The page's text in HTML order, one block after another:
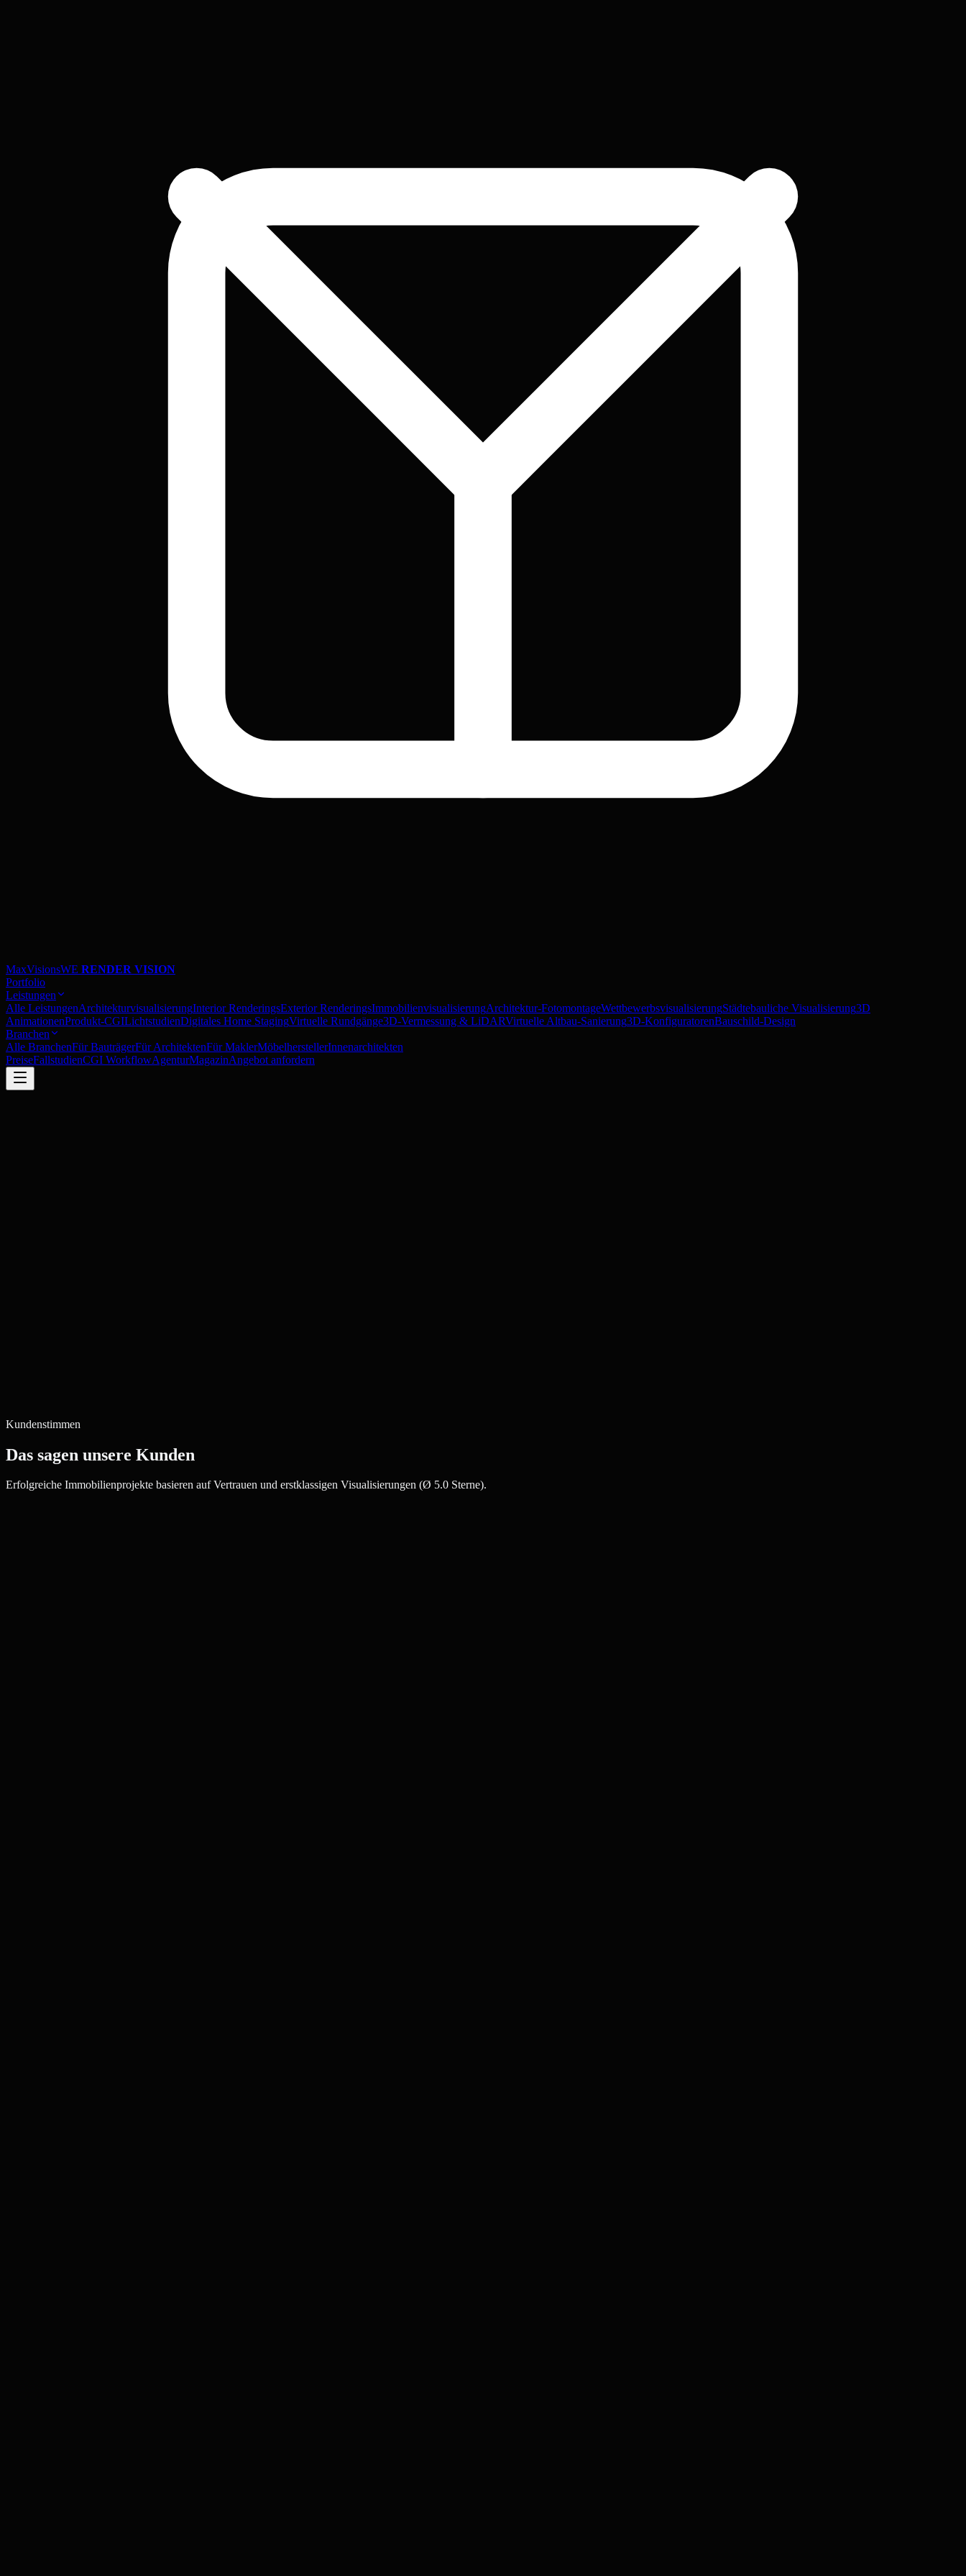
MaxVisionsWE RENDER VISION
Portfolio
Leistungen
Alle LeistungenArchitekturvisualisierungInterior RenderingsExterior RenderingsImmobilienvisualisierungArchitektur-FotomontageWettbewerbsvisualisierungStädtebauliche Visualisierung3D
AnimationenProdukt-CGILichtstudienDigitales Home StagingVirtuelle Rundgänge3D-Vermessung & LiDARVirtuelle Altbau-Sanierung3D-KonfiguratorenBauschild-Design
Branchen
Alle BranchenFür BauträgerFür ArchitektenFür MaklerMöbelherstellerInnenarchitekten
PreiseFallstudienCGI WorkflowAgenturMagazinAngebot anfordern
Kundenstimmen
Das sagen unsere Kunden
Erfolgreiche Immobilienprojekte basieren auf Vertrauen und erstklassigen Visualisierungen (Ø 5.0 Sterne).